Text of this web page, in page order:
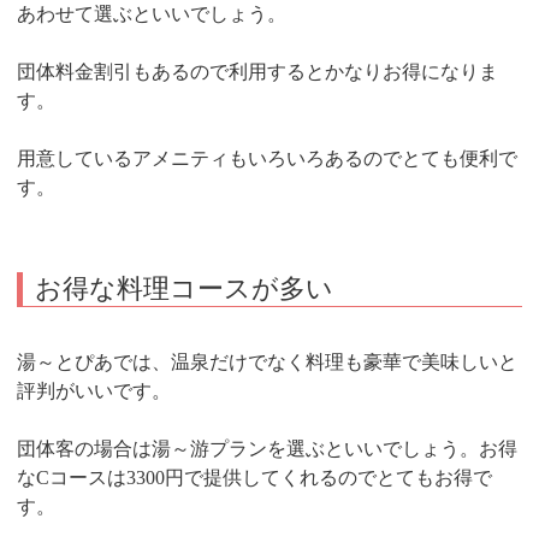
あわせて選ぶといいでしょう。
団体料金割引もあるので利用するとかなりお得になりま
す。
用意しているアメニティもいろいろあるのでとても便利で
す。
お得な料理コースが多い
湯～とぴあでは、温泉だけでなく料理も豪華で美味しいと
評判がいいです。
団体客の場合は湯～游プランを選ぶといいでしょう。お得
なCコースは3300円で提供してくれるのでとてもお得で
す。